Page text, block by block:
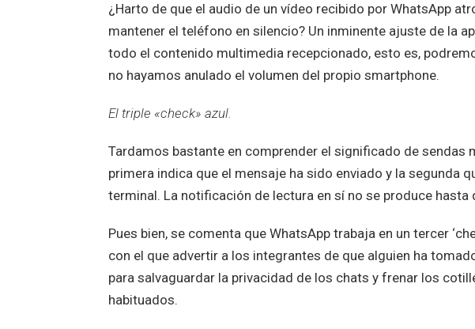
¿Harto de que el audio de un vídeo recibido por WhatsApp
mantener el teléfono en silencio? Un inminente ajuste de la
todo el contenido multimedia recepcionado, esto es,
no hayamos anulado el volumen del propio smartphone.
El triple «check» azul.
Tardamos bastante en comprender el significado de sendas
primera indica que el mensaje ha sido enviado y la segunda
terminal. La notificación de lectura en sí no se produce hasta
Pues bien, se comenta que WhatsApp trabaja en un tercer
con el que advertir a los integrantes de que alguien ha
para salvaguardar la privacidad de los chats y frenar los
habituados.